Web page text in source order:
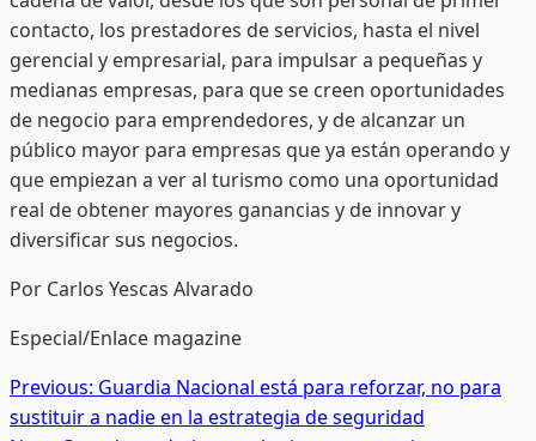
contacto, los prestadores de servicios, hasta el nivel
gerencial y empresarial, para impulsar a pequeñas y
medianas empresas, para que se creen oportunidades
de negocio para emprendedores, y de alcanzar un
público mayor para empresas que ya están operando y
que empiezan a ver al turismo como una oportunidad
real de obtener mayores ganancias y de innovar y
diversificar sus negocios.
Por Carlos Yescas Alvarado
Especial/Enlace magazine
Post
Previous: Guardia Nacional está para reforzar, no para
sustituir a nadie en la estrategia de seguridad